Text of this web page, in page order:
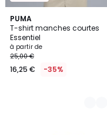
PUMA
T-shirt manches courtes
Essentiel
à partir de
25,00 €
16,25 € -35%
5
Couleurs